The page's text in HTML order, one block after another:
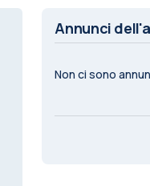
Annunci
Non ci sono